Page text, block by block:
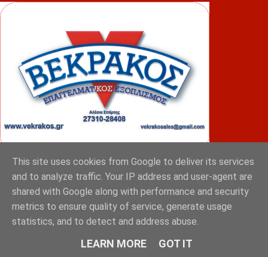
ΦΟΥΝΤΑΣ
This site uses cookies from Google to deliver its services
and to analyze traffic. Your IP address and user-agent are
shared with Google along with performance and security
metrics to ensure quality of service, generate usage
statistics, and to detect and address abuse.
LEARN MORE GOT IT